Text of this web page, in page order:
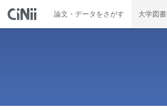
論文・データをさがす 大学図